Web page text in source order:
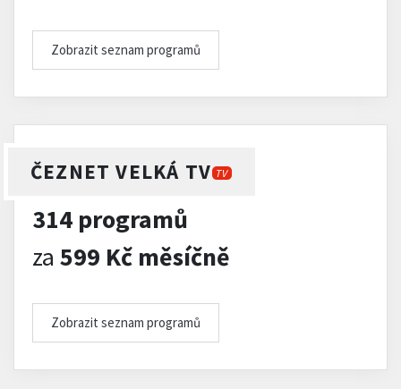
Zobrazit seznam programů
ČEZNET VELKÁ TV TV
314 programů
za 599 Kč měsíčně
Zobrazit seznam programů